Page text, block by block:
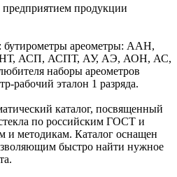
продукции
бутирометры ареометры: ААН,
АСП, АСПТ, АУ, АЭ, АОН, АС,
наборы ареометров
рабочий эталон 1 разряда.
каталог, посвященный
по российским ГОСТ и
и методикам. Каталог оснащен
быстро найти нужное